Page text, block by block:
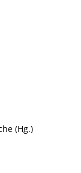
(Hg.)